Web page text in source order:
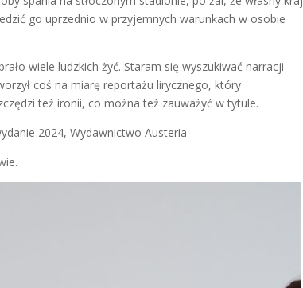
go uprzednio w przyjemnych warunkach w osobie
wiele ludzkich żyć. Staram się wyszukiwać narracji
coś na miarę reportażu lirycznego, który
też ironii, co można też zauważyć w tytule.
2024, Wydawnictwo Austeria